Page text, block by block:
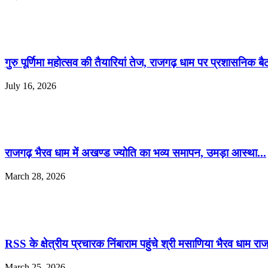
गुरु पूर्णिमा महोत्सव की तैयारियां तेज, राजगढ़ धाम पर प्रशासनिक
July 16, 2026
राजगढ़ भैरव धाम में अखण्ड ज्योति का भव्य समापन, उमड़ा आस्था...
March 28, 2026
RSS के क्षेत्रीय प्रचारक निंबाराम पहुंचे श्री मसाणिया भैरव धाम